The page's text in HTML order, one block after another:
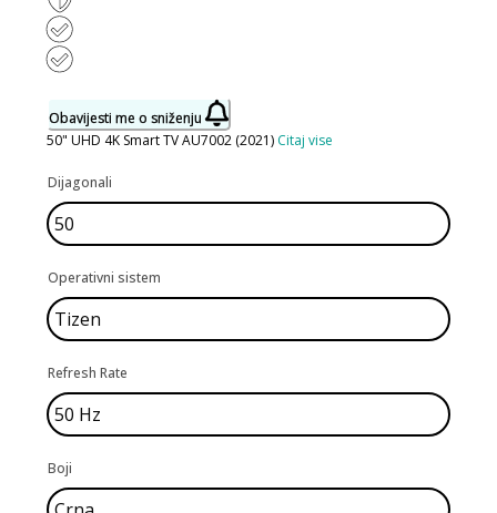
Obavijesti me o sniženju
50" UHD 4K Smart TV AU7002 (2021) Citaj vise
Dijagonali
Operativni sistem
Refresh Rate
Boji